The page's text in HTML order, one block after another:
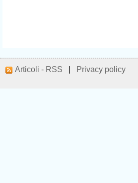
Articoli - RSS Privacy policy